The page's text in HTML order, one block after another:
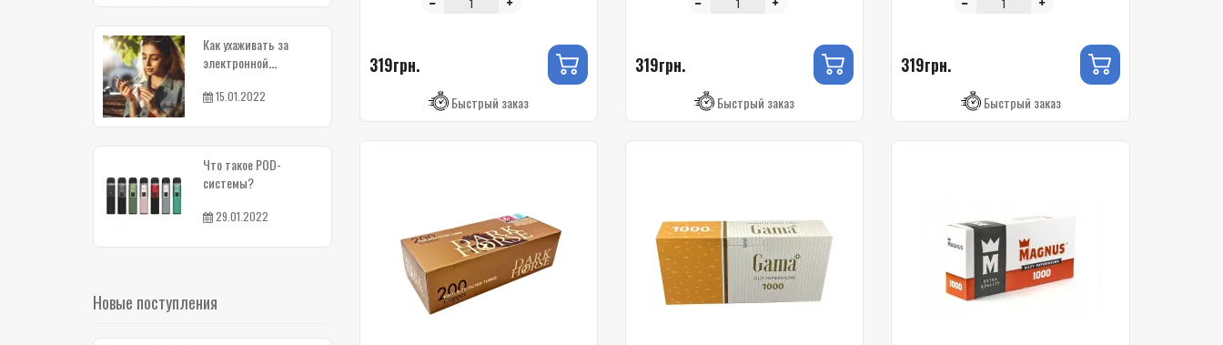
Как ухаживать за
электронной
15.01.2022
Что такое POD-
системы?
29.01.2022
Новые поступления
319грн.
Быстрый заказ
319грн.
Быстрый заказ
319грн.
Быстрый заказ